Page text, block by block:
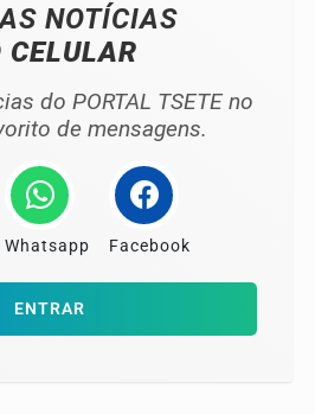
NOTÍCIAS
CELULAR
do PORTAL TSETE no
de mensagens.
Whatsapp Facebook
ENTRAR